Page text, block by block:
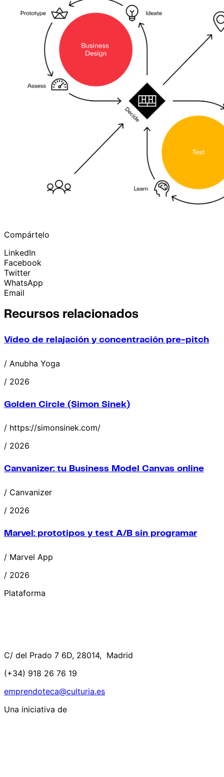
Compártelo
LinkedIn
Facebook
Twitter
WhatsApp
Email
Recursos relacionados
Vídeo de relajación y concentración pre-pitch
/ Anubha Yoga
/ 2026
Golden Circle (Simon Sinek)
/ https://simonsinek.com/
/ 2026
Canvanizer: tu Business Model Canvas online
/ Canvanizer
/ 2026
Marvel: prototipos y test A/B sin programar
/ Marvel App
/ 2026
Plataforma
C/ del Prado 7 6D, 28014, Madrid
(+34) 918 26 76 19
emprendoteca@culturia.es
Una iniciativa de